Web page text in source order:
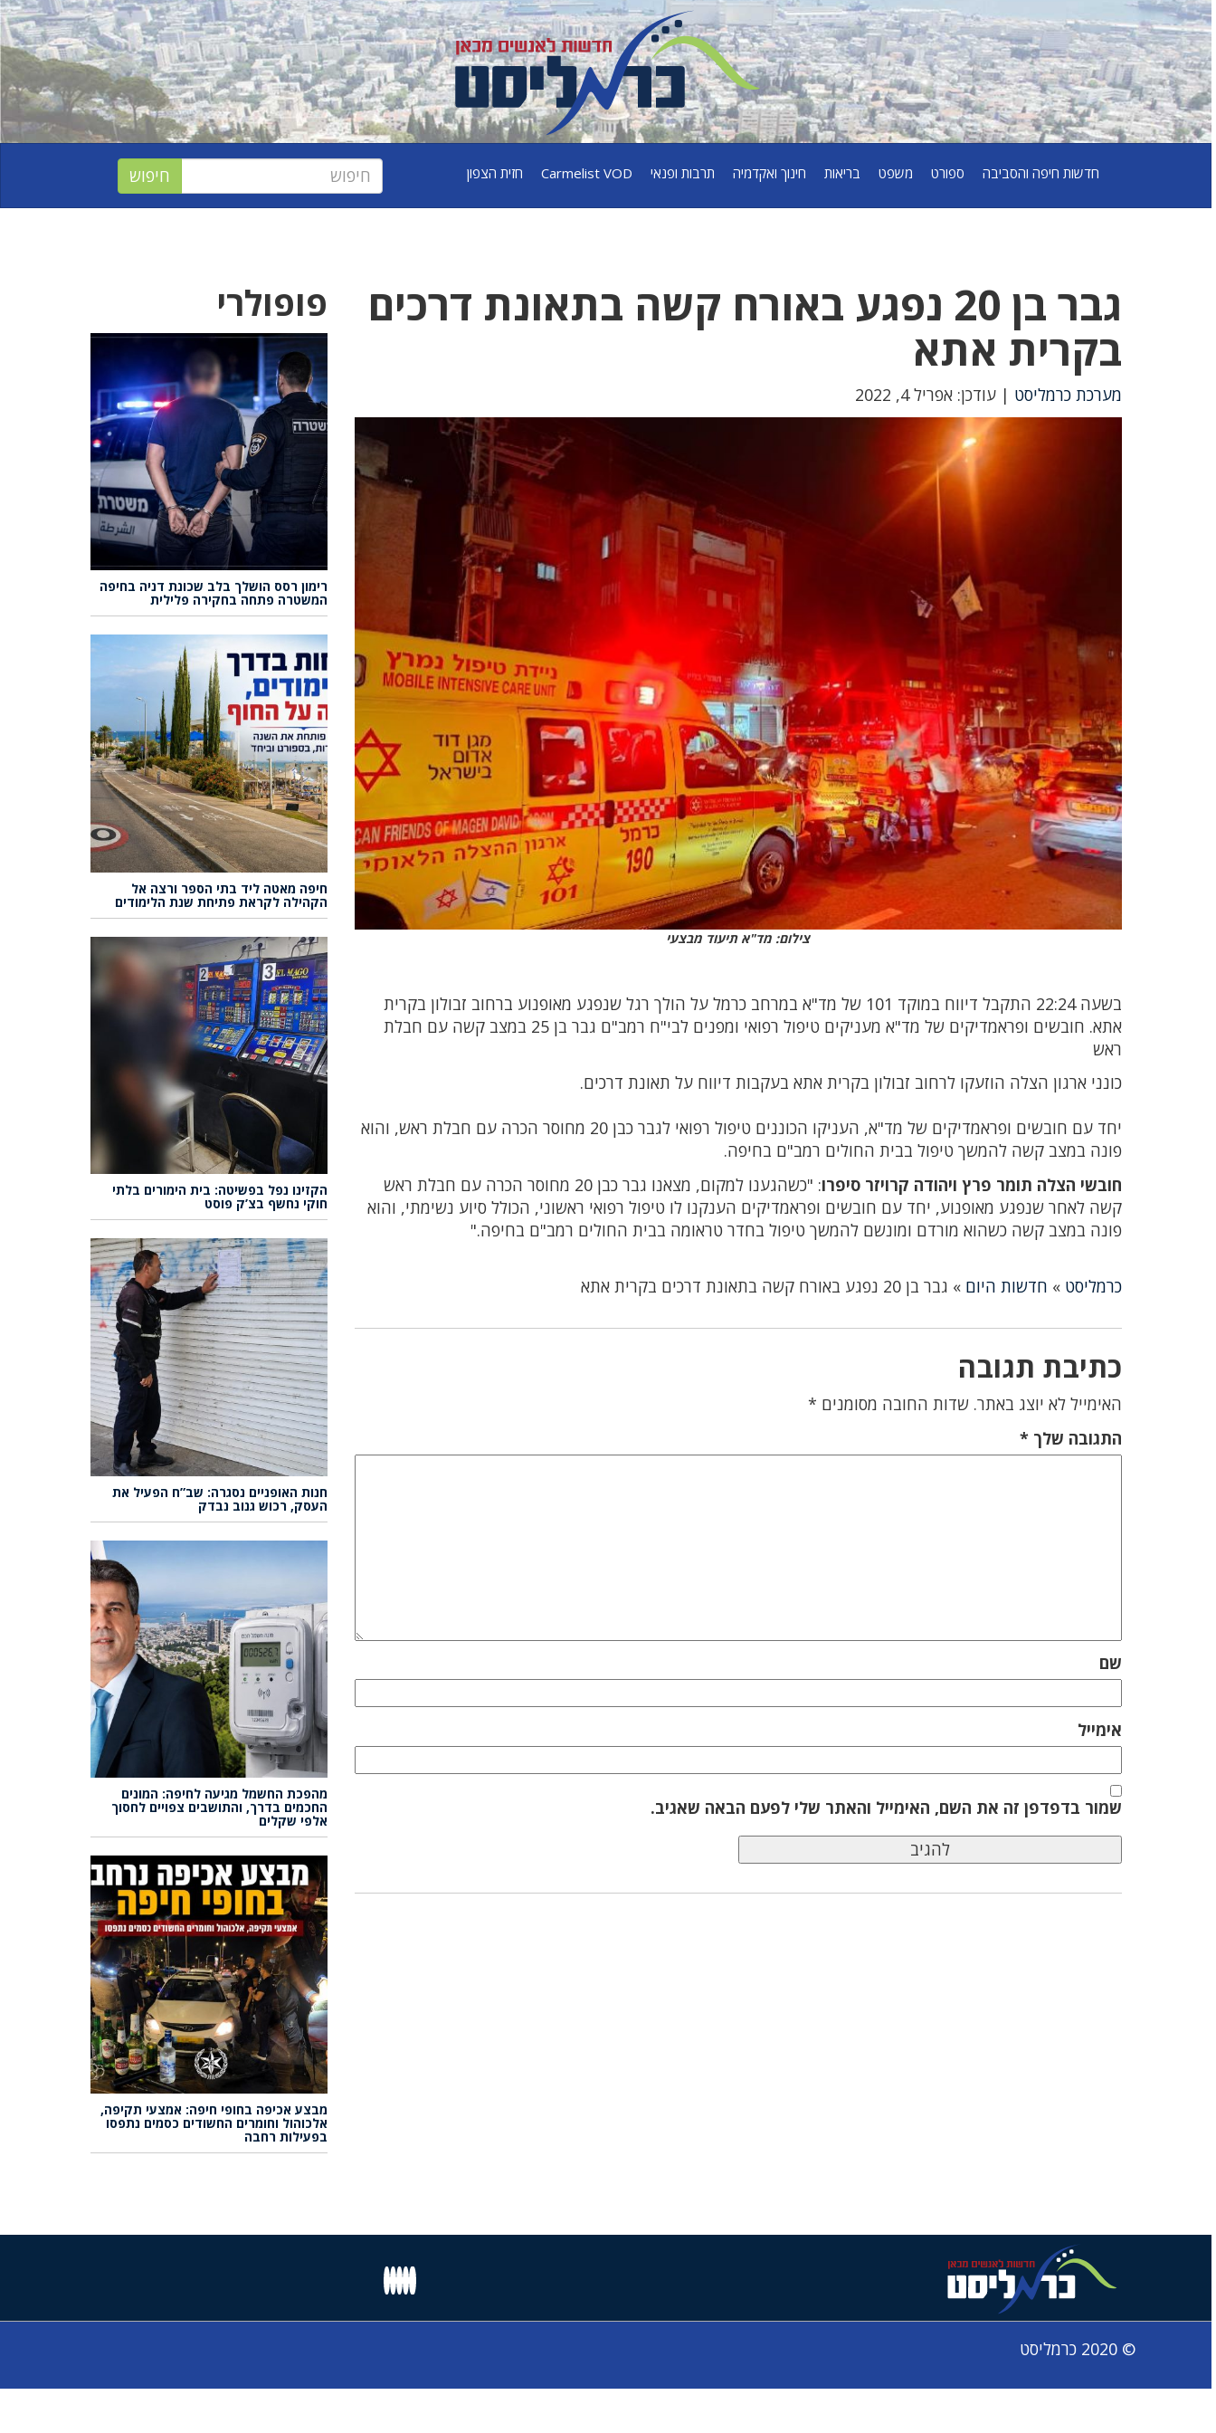
חדשות חיפה והסביבה ספורט משפט בריאות חינוך ואקדמיה תרבות ופנאי Carmelist VOD חזית הצפון
גבר בן 20 נפגע באורח קשה בתאונת דרכים
בקרית אתא
מערכת כרמליסט | עודכן: אפריל 4, 2022
צילום: מד"א תיעוד מבצעי
בשעה 22:24 התקבל דיווח במוקד 101 של מד"א במרחב כרמל על הולך רגל שנפגע מאופנוע ברחוב זבולון בקרית
אתא. חובשים ופראמדיקים של מד"א מעניקים טיפול רפואי ומפנים לבי"ח רמב"ם גבר בן 25 במצב קשה עם חבלת
ראש
כונני ארגון הצלה הוזעקו לרחוב זבולון בקרית אתא בעקבות דיווח על תאונת דרכים.
יחד עם חובשים ופראמדיקים של מד"א, העניקו הכוננים טיפול רפואי לגבר כבן 20 מחוסר הכרה עם חבלת ראש, והוא
פונה במצב קשה להמשך טיפול בבית החולים רמב"ם בחיפה.
חובשי הצלה תומר פרץ ויהודה קרויזר סיפרו
: "כשהגענו למקום, מצאנו גבר כבן 20 מחוסר הכרה עם חבלת ראש
קשה לאחר שנפגע מאופנוע, יחד עם חובשים ופראמדיקים הענקנו לו טיפול רפואי ראשוני, הכולל סיוע נשימתי, והוא
פונה במצב קשה כשהוא מורדם ומונשם להמשך טיפול בחדר טראומה בבית החולים רמב"ם בחיפה."
כרמליסט » חדשות היום » גבר בן 20 נפגע באורח קשה בתאונת דרכים בקרית אתא
כתיבת תגובה
האימייל לא יוצג באתר. שדות החובה מסומנים *
התגובה שלך*
שם
אימייל
שמור בדפדפן זה את השם, האימייל והאתר שלי לפעם הבאה שאגיב.
פופולרי
רימון רסס הושלך בלב שכונת דניה בחיפה
המשטרה פתחה בחקירה פלילית
חיפה מאטה ליד בתי הספר ורצה אל
הקהילה לקראת פתיחת שנת הלימודים
הקזינו נפל בפשיטה: בית הימורים בלתי
חוקי נחשף בצ’ק פוסט
חנות האופניים נסגרה: שב”ח הפעיל את
העסק, רכוש גנוב נבדק
מהפכת החשמל מגיעה לחיפה: המונים
החכמים בדרך, והתושבים צפויים לחסוך
אלפי שקלים
מבצע אכיפה בחופי חיפה: אמצעי תקיפה,
אלכוהול וחומרים החשודים כסמים נתפסו
בפעילות רחבה
© 2020 כרמליסט